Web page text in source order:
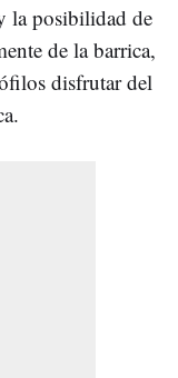
la posibilidad de
de la barrica,
disfrutar del